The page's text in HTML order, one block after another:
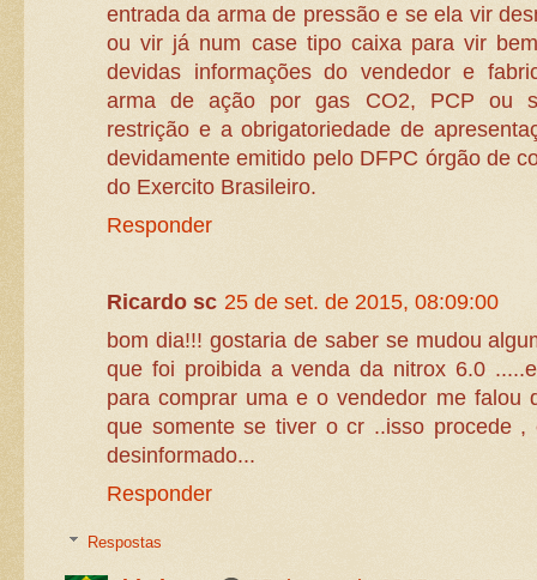
entrada da arma de pressão e se ela vir
ou vir já num case tipo caixa para vir
devidas informações do vendedor e
arma de ação por gas CO2, PCP ou
restrição e a obrigatoriedade de
devidamente emitido pelo DFPC órgão de
do Exercito Brasileiro.
Responder
Ricardo sc 25 de set. de 2015, 08:09:00
bom dia!!! gostaria de saber se mudou
que foi proibida a venda da nitrox 6.0
para comprar uma e o vendedor me falou
que somente se tiver o cr ..isso procede ,
desinformado...
Responder
Respostas